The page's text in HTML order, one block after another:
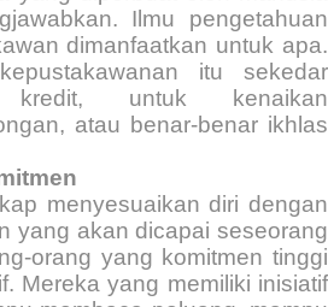
Ilmu pengetahuan
dimanfaatkan untuk apa.
itu sekedar
untuk kenaikan
atau benar-benar ikhlas
menyesuaikan diri dengan
yang akan dicapai seseorang
orang yang komitmen tinggi
Mereka yang memiliki inisiatif